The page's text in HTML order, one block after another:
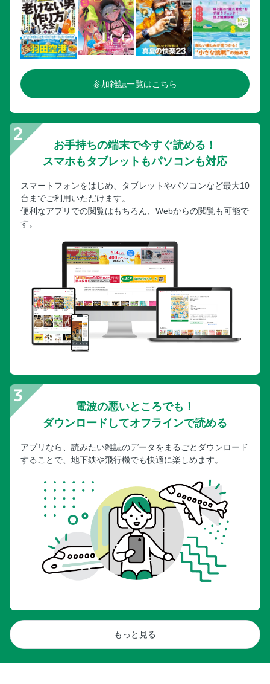
参加雑誌一覧はこちら
お手持ちの端末で今すぐ読める！
スマホもタブレットもパソコンも対応
スマートフォンをはじめ、タブレットやパソコンなど最大10
台までご利用いただけます。
便利なアプリでの閲覧はもちろん、Webからの閲覧も可能で
す。
電波の悪いところでも！
ダウンロードしてオフラインで読める
アプリなら、読みたい雑誌のデータをまるごとダウンロード
することで、地下鉄や飛行機でも快適に楽しめます。
もっと見る